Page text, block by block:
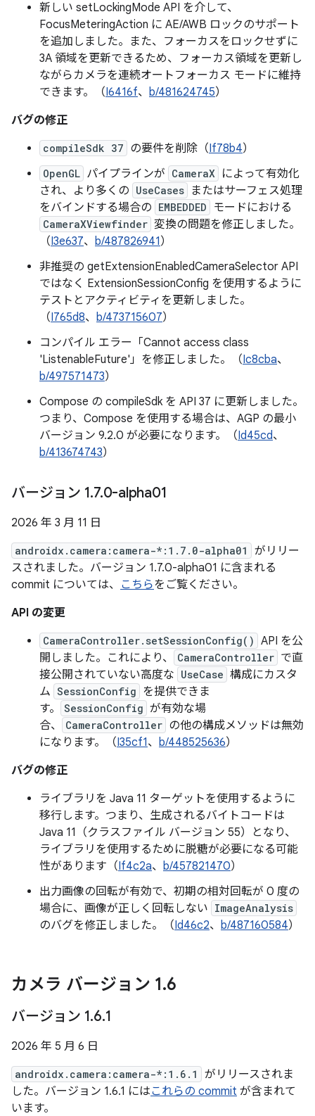
新しい setLockingMode API を介して、
FocusMeteringAction に AE/AWB ロックのサポート
を追加しました。また、フォーカスをロックせずに
3A 領域を更新できるため、フォーカス領域を更新し
ながらカメラを連続オートフォーカス モードに維持
できます。（I6416f、 b/481624745）
バグの修正
compileSdk 37 の要件を削除（If78b4）
OpenGL パイプラインが CameraX によって有効化
され、より多くの UseCases
またはサーフェス処理
をバインドする場合の EMBEDDED モードにおける
CameraXViewfinder 変換の問題を修正しました。
（I3e637、 b/487826941）
非推奨の getExtensionEnabledCameraSelector API
ではなく ExtensionSessionConfig を使用するように
テストとアクティビティを更新しました。
（I765d8、 b/473715607）
コンパイル エラー「Cannot access class
'ListenableFuture'」を修正しました。（Ic8cba、
b/497571473）
Compose の compileSdk を API 37 に更新しました。
つまり、Compose を使用する場合は、AGP の最小
バージョン 9.2.0 が必要になります。（Id45cd、
b/413674743）
バージョン 1.7.0-alpha01
2026 年 3 月 11 日
androidx.camera:camera-*:1.7.0-alpha01
がリリー
スされました。バージョン 1.7.0-alpha01 に含まれる
commit については、 こちらをご覧ください。
API の変更
CameraController.setSessionConfig() API を公
開しました。これにより、
CameraController で直
接公開されていない高度な UseCase 構成にカスタ
ム SessionConfig を提供できま
す。
SessionConfig が有効な場
合、
CameraController の他の構成メソッドは無効
になります。（I35cf1、 b/448525636）
バグの修正
ライブラリを Java 11 ターゲットを使用するように
移行します。つまり、生成されるバイトコードは
Java 11（クラスファイル バージョン 55）となり、
ライブラリを使用するために脱糖が必要になる可能
性があります（If4c2a、 b/457821470）
出力画像の回転が有効で、初期の相対回転が 0 度の
場合に、画像が正しく回転しない ImageAnalysis
のバグを修正しました。（Id46c2、 b/487160584）
カメラ バージョン 1.6
バージョン 1.6.1
2026 年 5 月 6 日
androidx.camera:camera-*:1.6.1
がリリースされま
した。バージョン 1.6.1 にはこれらの commit が含まれて
います。